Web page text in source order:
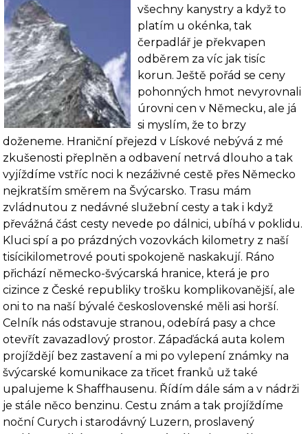
všechny kanystry a když to
platím u okénka, tak
čerpadlář je překvapen
odběrem za víc jak tisíc
korun. Ještě pořád se ceny
pohonných hmot nevyrovnali
úrovni cen v Německu, ale já
si myslím, že to brzy
doženeme. Hra­niční přejezd v Lískové nebývá z mé
zkušenosti přeplněn a odbavení netrvá dlouho a tak
vy­jíždíme vstříc noci k nezáživné cestě přes Německo
nejkratším směrem na Švýcarsko. Trasu mám
zvládnutou z nedávné služební cesty a tak i když
převážná část cesty nevede po dálnici, ubíhá v poklidu.
Kluci spí a po prázdných vozovkách kilometry z naší
tisícikilometrové pouti spokojeně naskakují. Ráno
přichází německo-švýcarská hranice, která je pro
cizince z České republiky trošku komplikovanější, ale
oni to na naší bývalé československé měli asi horší.
Celník nás odstavuje stranou, odebírá pasy a chce
otevřít zavazadlový prostor. Zápaďácká auta kolem
projíždějí bez zastavení a mi po vylepení známky na
švýcarské komunikace za tři­cet franků už také
upalujeme k Shaffhausenu. Řídím dále sám a v nádrži
je stále něco benzinu. Cestu znám a tak projíždíme
noční Curych i starodávný Luzern, proslavený